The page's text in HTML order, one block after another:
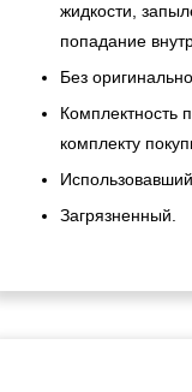
жидкости,
попадание
Без
Комплектность
комплекту
Загрязненный.